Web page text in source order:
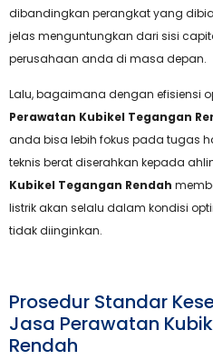
dibandingkan perangkat yang
jelas menguntungkan dari sisi
perusahaan anda di masa depan.
Lalu, bagaimana dengan efisiensi
Perawatan Kubikel Tegangan
anda bisa lebih fokus pada tugas
teknis berat diserahkan kepada
Kubikel Tegangan Rendah
listrik akan selalu dalam kondisi
tidak diinginkan.
Prosedur Standar
Jasa Perawatan
Rendah